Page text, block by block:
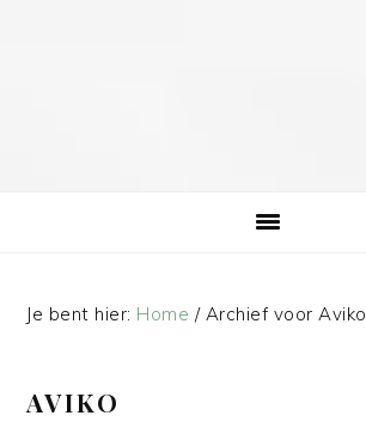
Je bent hier: Home /Archief voor Aviko
AVIKO